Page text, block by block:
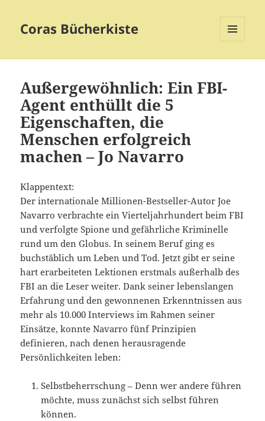
Coras Bücherkiste
Außergewöhnlich: Ein FBI-
Agent enthüllt die 5
Eigenschaften, die
Menschen erfolgreich
machen – Jo Navarro
Klappentext:
Der internationale Millionen-Bestseller-Autor Joe
Navarro verbrachte ein Vierteljahrhundert beim FBI
und verfolgte Spione und gefährliche Kriminelle
rund um den Globus. In seinem Beruf ging es
buchstäblich um Leben und Tod. Jetzt gibt er seine
hart erarbeiteten Lektionen erstmals außerhalb des
FBI an die Leser weiter. Dank seiner lebenslangen
Erfahrung und den gewonnenen Erkenntnissen aus
mehr als 10.000 Interviews im Rahmen seiner
Einsätze, konnte Navarro fünf Prinzipien
definieren, nach denen herausragende
Persönlichkeiten leben:
Selbstbeherrschung – Denn wer andere führen
möchte, muss zunächst sich selbst führen
können.